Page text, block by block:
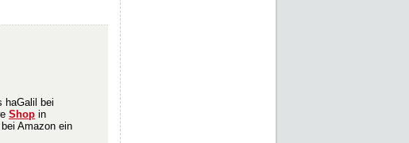
haGalil bei
Shop in
Amazon ein